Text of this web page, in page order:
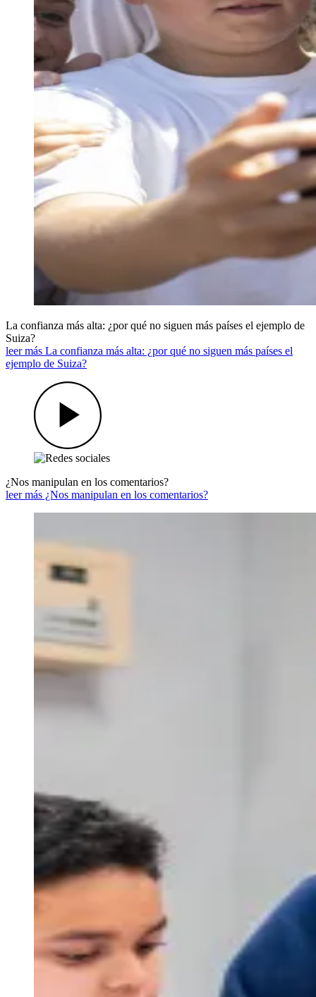
La confianza más alta: ¿por qué no siguen más países el ejemplo de
Suiza?
leer más La confianza más alta: ¿por qué no siguen más países el
ejemplo de Suiza?
¿Nos manipulan en los comentarios?
leer más ¿Nos manipulan en los comentarios?